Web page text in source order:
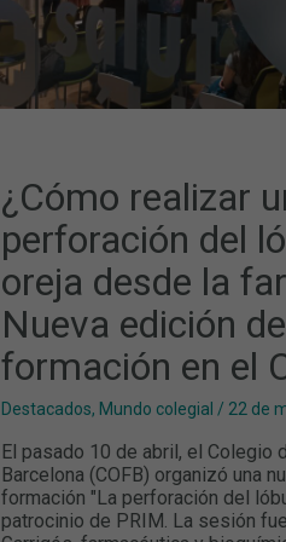
¿Cómo realizar
perforación del
oreja desde la
Nueva edición
formación en el
Destacados, Mundo colegial / 22 de
El pasado 10 de abril, el Colegio
Barcelona (COFB) organizó una
formación "La perforación del
patrocinio de PRIM. La sesión
LA
FARMACIA?
NUEVA
EDICIÓN
DE
ESTA
COFB